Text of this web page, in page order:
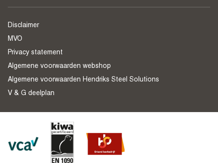
Disclaimer
MVO
Privacy statement
Algemene voorwaarden webshop
Algemene voorwaarden Hendriks Steel Solutions
V & G deelplan